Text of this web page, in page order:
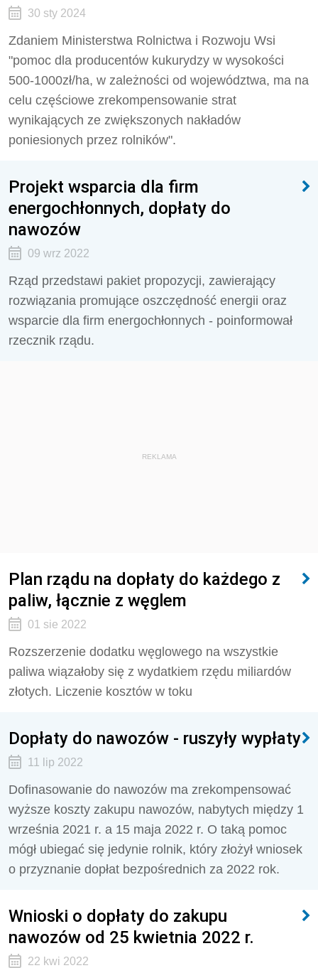
30 sty 2024
Zdaniem Ministerstwa Rolnictwa i Rozwoju Wsi
"pomoc dla producentów kukurydzy w wysokości
500-1000zł/ha, w zależności od województwa, ma na
celu częściowe zrekompensowanie strat
wynikających ze zwiększonych nakładów
poniesionych przez rolników".
Projekt wsparcia dla firm
energochłonnych, dopłaty do
nawozów
09 wrz 2022
Rząd przedstawi pakiet propozycji, zawierający
rozwiązania promujące oszczędność energii oraz
wsparcie dla firm energochłonnych - poinformował
rzecznik rządu.
REKLAMA
Plan rządu na dopłaty do każdego z
paliw, łącznie z węglem
01 sie 2022
Rozszerzenie dodatku węglowego na wszystkie
paliwa wiązałoby się z wydatkiem rzędu miliardów
złotych. Liczenie kosztów w toku
Dopłaty do nawozów - ruszyły wypłaty
11 lip 2022
Dofinasowanie do nawozów ma zrekompensować
wyższe koszty zakupu nawozów, nabytych między 1
września 2021 r. a 15 maja 2022 r. O taką pomoc
mógł ubiegać się jedynie rolnik, który złożył wniosek
o przyznanie dopłat bezpośrednich za 2022 rok.
Wnioski o dopłaty do zakupu
nawozów od 25 kwietnia 2022 r.
22 kwi 2022